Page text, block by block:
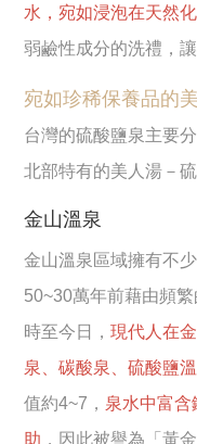
水，宛如浸泡在天然
弱鹼性成分的洗禮，
宛如珍稀保養品的
台灣的硫酸鹽泉主要
北部特有的美人湯－硫
金山溫泉
金山溫泉區域擁有不
50~30萬年前藉由頻
時至今日，現代人在
泉、碳酸泉、硫酸鹽
值約4~7， 泉水中富
助 ，因此被譽為「黃